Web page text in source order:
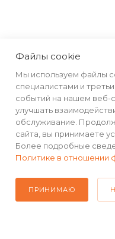
КАТАЛОГ
РЕКВИЗИТЫ
ПОМОЩЬ
Файлы cookie
Мы используем файлы
специалистами и
событий на нашем веб-
улучшать
обслуживание.
сайта, вы принимаете
Более подробные
Политике в отношении
ПРИНИМАЮ